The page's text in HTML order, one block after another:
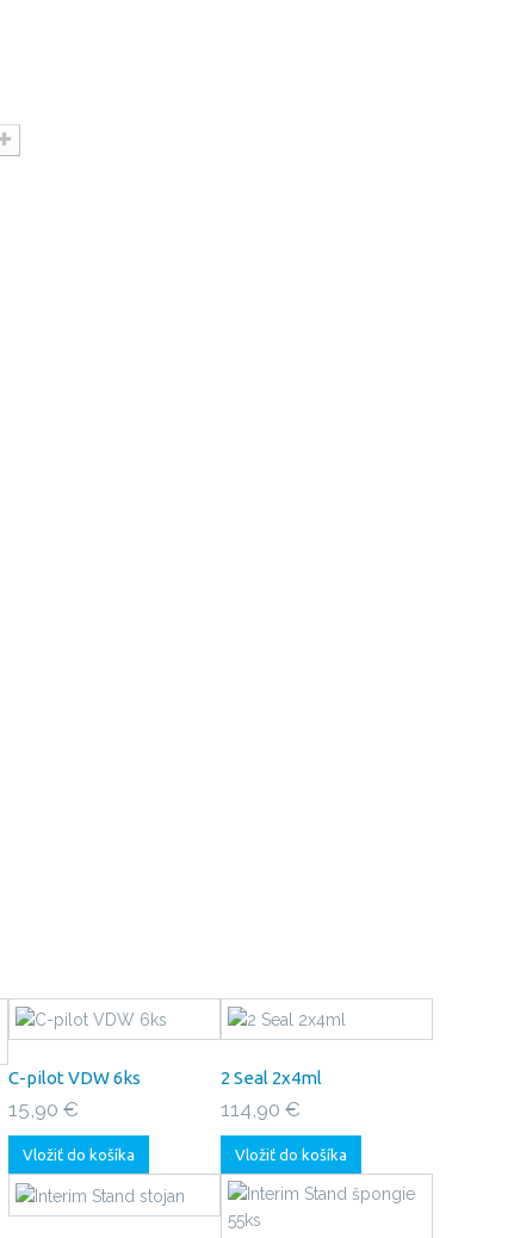
C-pilot VDW 6ks
15,90 €
Vložiť do košíka
2 Seal 2x4ml
114,90 €
Vložiť do košíka